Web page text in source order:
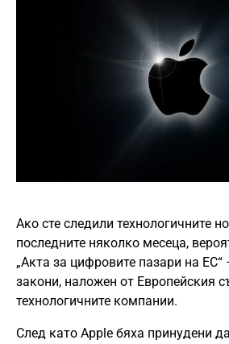
Ако сте следили технологичните
последните няколко месеца,
„Акта за цифровите пазари на
закони, наложен от Европейския
технологичните компании.
След като Apple бяха принудени